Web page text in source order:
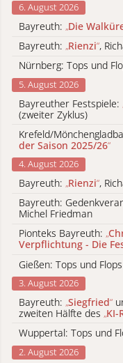
6. August 2026
Bayreuth: „Die
Bayreuth: „Rienzi“,
Nürnberg: Tops und
5. August 2026
Bayreuther Festspiele:
(zweiter Zyklus)
Krefeld/
der Saison 2025/26“
4. August 2026
Bayreuth: „Rienzi“,
Bayreuth:
Michel Friedman
Pionteks Bayreuth: „
Verpflichtung - Die
Gießen: Tops und
3. August 2026
Bayreuth: „Siegfried“
zweiten Hälfte des „KI-
Wuppertal: Tops und
2. August 2026